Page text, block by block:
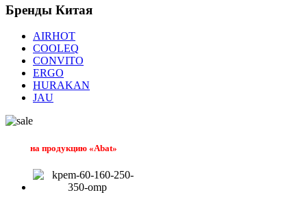
Бренды Китая
AIRHOT
COOLEQ
CONVITO
ERGO
HURAKAN
JAU
на продукцию «Abat»